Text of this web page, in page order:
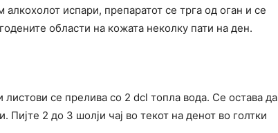
испари, препаратот се трга од оган и се
области на кожата неколку пати на ден.
се прелива со 2 dcl топла вода. Се остава да
Пијте 2 до 3 шолји чај во текот на денот во голтки